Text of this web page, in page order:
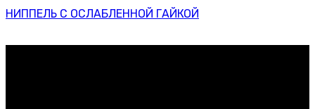
НИППЕЛЬ С ОСЛАБЛЕННОЙ ГАЙКОЙ